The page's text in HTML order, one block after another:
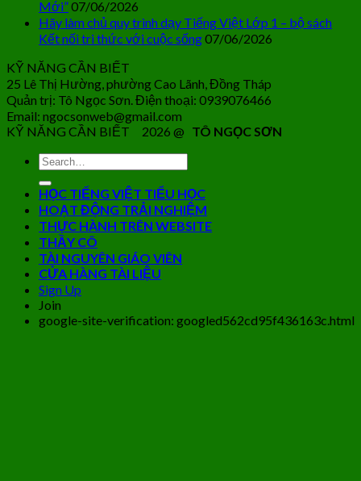
Mới”07/06/2026
Hãy làm chủ quy trình dạy Tiếng Việt Lớp 1 – bộ sách
Kết nối tri thức với cuộc sống07/06/2026
KỸ NĂNG CẦN BIẾT
25 Lê Thị Hường, phường Cao Lãnh, Đồng Tháp
Quản trị: Tô Ngọc Sơn. Điện thoại: 0939076466
Email: ngocsonweb@gmail.com
KỸ NĂNG CẦN BIẾT 2026 @ TÔ NGỌC SƠN
HỌC TIẾNG VIỆT TIỂU HỌC
HOẠT ĐỘNG TRẢI NGHIỆM
THỰC HÀNH TRÊN WEBSITE
THẦY CÔ
TÀI NGUYÊN GIÁO VIÊN
CỬA HÀNG TÀI LIỆU
Sign Up
Join
google-site-verification: googled562cd95f436163c.html